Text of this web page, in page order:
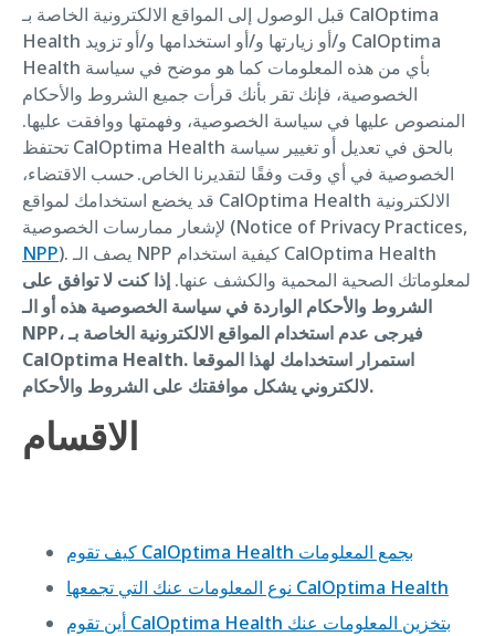
قبل الوصول إلى المواقع الالكترونية الخاصة بـ CalOptima
Health و/أو زيارتها و/أو استخدامها و/أو تزويد CalOptima
Health بأي من هذه المعلومات كما هو موضح في سياسة
الخصوصية، فإنك تقر بأنك قرأت جميع الشروط والأحكام
المنصوص عليها في سياسة الخصوصية، وفهمتها ووافقت عليها.
تحتفظ CalOptima Health بالحق في تعديل أو تغيير سياسة
الخصوصية في أي وقت وفقًا لتقديرنا الخاص. حسب الاقتضاء،
قد يخضع استخدامك لمواقع CalOptima Health الالكترونية
لإشعار ممارسات الخصوصية (Notice of Privacy Practices,
NPP). يصف الـ NPP كيفية استخدام CalOptima Health
لمعلوماتك الصحية المحمية والكشف عنها. إذا كنت لا توافق على
الشروط والأحكام الواردة في سياسة الخصوصية هذه أو الـ
NPP، فيرجى عدم استخدام المواقع الالكترونية الخاصة بـ
CalOptima Health. استمرار استخدامك لهذا الموقعا
لالكتروني يشكل موافقتك على الشروط والأحكام.
الاقسام
كيف تقوم CalOptima Health بجمع المعلومات
نوع المعلومات عنك التي تجمعها CalOptima Health
أين تقوم CalOptima Health بتخزين المعلومات عنك